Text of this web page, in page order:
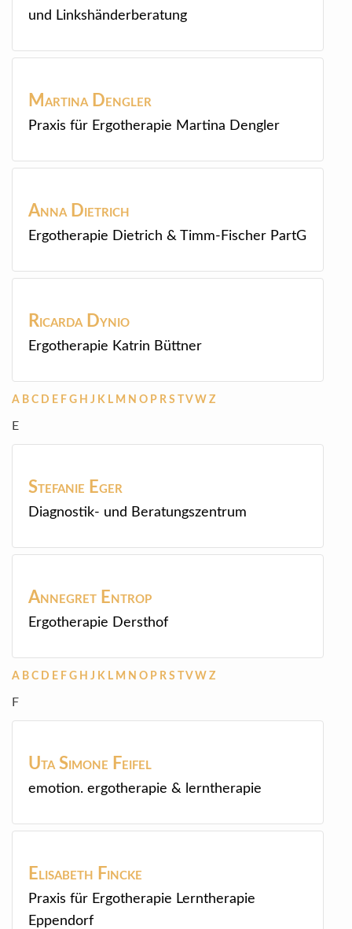
und Linkshänderberatung
Martina Dengler
Praxis für Ergotherapie Martina Dengler
Anna Dietrich
Ergotherapie Dietrich & Timm-Fischer PartG
Ricarda Dynio
Ergotherapie Katrin Büttner
A B C D E F G H J K L M N O P R S V W Z
E
Stefanie Eger
Diagnostik- und Beratungszentrum
Annegret Entrop
Ergotherapie Dersthof
A B C D E F G H J K L M N O P R S V W Z
F
Uta Simone Feifel
emotion. ergotherapie & lerntherapie
Elisabeth Fincke
Praxis für Ergotherapie Lerntherapie
Eppendorf